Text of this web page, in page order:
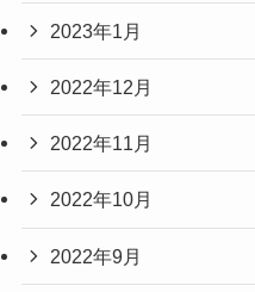
2023年1月
2022年12月
2022年11月
2022年10月
2022年9月